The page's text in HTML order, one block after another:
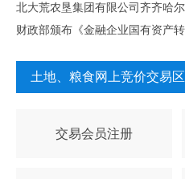
土地、粮食网上竞价交易区
交易会员注册